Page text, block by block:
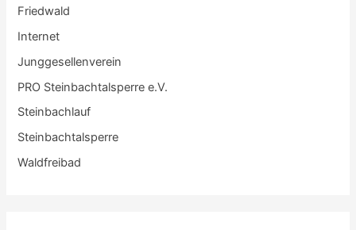
Friedwald
Internet
Junggesellenverein
PRO Steinbachtalsperre e.V.
Steinbachlauf
Steinbachtalsperre
Waldfreibad